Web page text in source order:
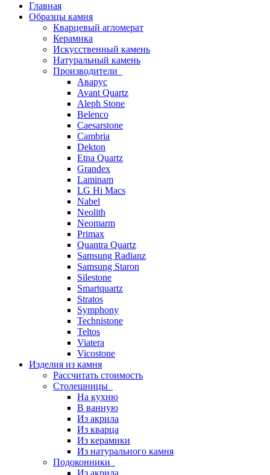
Главная
Образцы камня
Кварцевый агломерат
Керамика
Искусственный камень
Натуральный камень
Производители
Аварус
Avant Quartz
Aleph Stone
Belenco
Caesarstone
Cambria
Dekton
Etna Quartz
Grandex
Laminam
LG Hi Macs
Nabel
Neolith
Neomarm
Primax
Quantra Quartz
Samsung Radianz
Samsung Staron
Silestone
Smartquartz
Stratos
Symphony
Technistone
Teltos
Viatera
Vicostone
Изделия из камня
Рассчитать стоимость
Столешницы
На кухню
В ванную
Из акрила
Из кварца
Из керамики
Из натурального камня
Подоконники
Из акрила